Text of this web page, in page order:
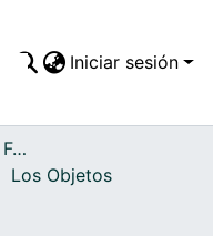
Todo DSpace
Estadísticas
Iniciar sesión
Archivo del Patrimonio Fotográfico y Fílmico del Valle del Cauca
Los Objetos